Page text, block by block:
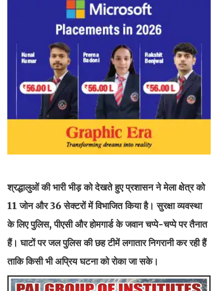
श्रद्धालुओं की भारी भीड़ को देखते हुए प्रशासन ने मेला क्षेत्र को
11 जोन और 36 सेक्टरों में विभाजित किया है। सुरक्षा व्यवस्था
के लिए पुलिस, पीएसी और होमगार्ड के जवान चप्पे-चप्पे पर तैनात
हैं। घाटों पर जल पुलिस की छह टीमें लगातार निगरानी कर रही हैं
ताकि किसी भी अप्रिय घटना को रोका जा सके।